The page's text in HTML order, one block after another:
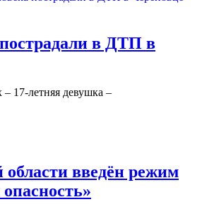
в ДТП в
17-летняя девушка –
области введён режим